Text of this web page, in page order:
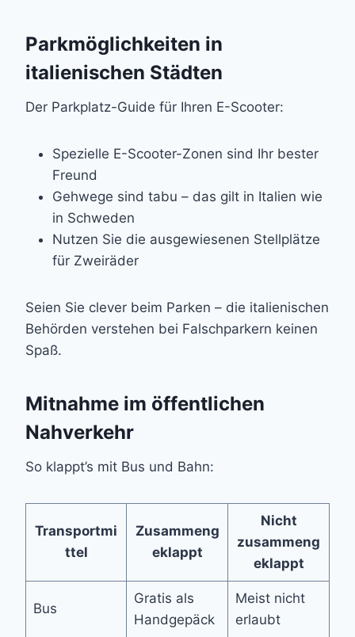
Parkmöglichkeiten in
italienischen Städten
Der Parkplatz-Guide für Ihren E-Scooter:
Spezielle E-Scooter-Zonen sind Ihr bester
Freund
Gehwege sind tabu – das gilt in Italien wie
in Schweden
Nutzen Sie die ausgewiesenen Stellplätze
für Zweiräder
Seien Sie clever beim Parken – die italienischen
Behörden verstehen bei Falschparkern keinen
Spaß.
Mitnahme im öffentlichen
Nahverkehr
So klappt’s mit Bus und Bahn:
Transportmi
ttel
Zusammeng
eklappt
Nicht
zusammeng
eklappt
Bus
Gratis als
Handgepäck
Meist nicht
erlaubt